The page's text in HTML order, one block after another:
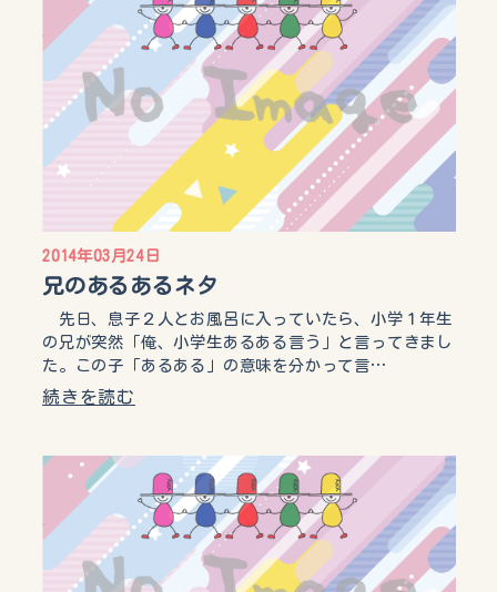
2014年03月24日
兄のあるあるネタ
先日、息子２人とお風呂に入っていたら、小学１年生
の兄が突然「俺、小学生あるある言う」と言ってきまし
た。この子「あるある」の意味を分かって言…
続きを読む